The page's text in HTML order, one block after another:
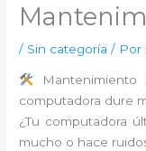
/ Sin categoría / Por
computadora dure
¿Tu computadora
mucho o hace